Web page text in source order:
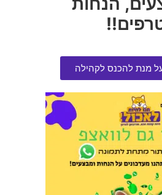
נוטריסורס לחתול מופחת דגנים
עוף ואורז גור ובוגר 1.8 קג
95.00
הוספה לסל
מנת להכנס לקהילה